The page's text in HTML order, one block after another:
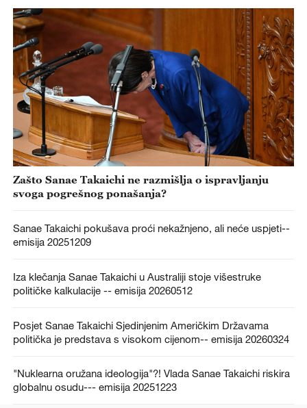
Zašto Sanae Takaichi ne razmišlja o ispravljanju
svoga pogrešnog ponašanja?
Sanae Takaichi pokušava proći nekažnjeno, ali neće uspjeti--
emisija 20251209
Iza klečanja Sanae Takaichi u Australiji stoje višestruke
političke kalkulacije -- emisija 20260512
Posjet Sanae Takaichi Sjedinjenim Američkim Državama
politička je predstava s visokom cijenom-- emisija 20260324
"Nuklearna oružana ideologija"?! Vlada Sanae Takaichi riskira
globalnu osudu--- emisija 20251223